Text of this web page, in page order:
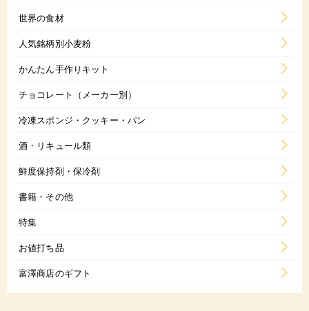
世界の食材
人気銘柄別小麦粉
かんたん手作りキット
チョコレート（メーカー別）
冷凍スポンジ・クッキー・パン
酒・リキュール類
鮮度保持剤・保冷剤
書籍・その他
特集
お値打ち品
富澤商店のギフト